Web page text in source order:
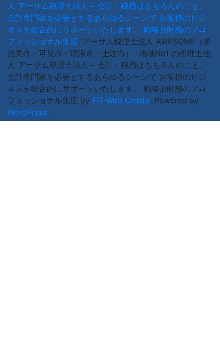
人 アーサム税理士法人 – 会計・税務はもちろんのこと、
会計専門家を必要とするあらゆるシーンで お客様のビジ
ネスを総合的にサポートいたします。 戦略的財務のプロ
フェッショナル集団. アーサム税理士法人 AWESOME（多
治見市・可児市・瑞浪市・土岐市） -地域No1 の税理士法
人 アーサム税理士法人 – 会計・税務はもちろんのこと、
会計専門家を必要とするあらゆるシーンで お客様のビジ
ネスを総合的にサポートいたします。 戦略的財務のプロ
フェッショナル集団 by FIT-Web Create. Powered by
WordPress.